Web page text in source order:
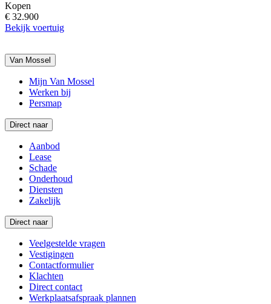
Kopen
€ 32.900
Bekijk voertuig
Van Mossel
Mijn Van Mossel
Werken bij
Persmap
Direct naar
Aanbod
Lease
Schade
Onderhoud
Diensten
Zakelijk
Direct naar
Veelgestelde vragen
Vestigingen
Contactformulier
Klachten
Direct contact
Werkplaatsafspraak plannen